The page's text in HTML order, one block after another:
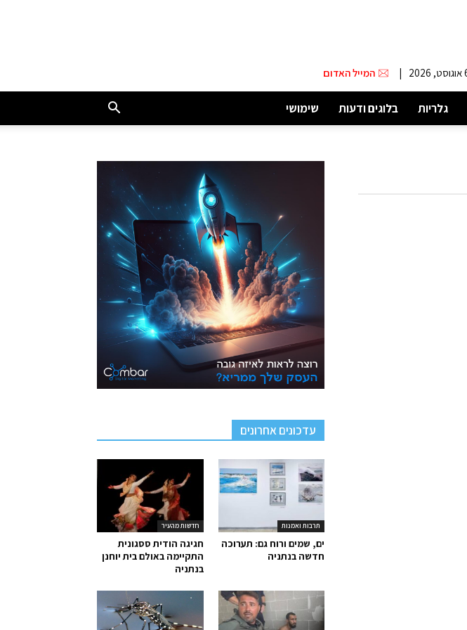
| המייל האדום
גלריות בלוגים ודעות שימושי
עדכונים אחרונים
חדשות מהעיר
חגיגה הודית ססגונית
התקיימה באולם בית יוחנן
בנתניה
תרבות ואמנות
ים, שמים ורוח גם: תערוכה
חדשה בנתניה